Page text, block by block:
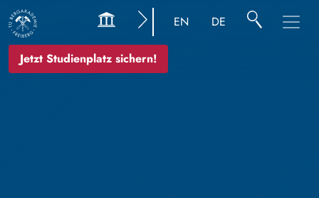
Jetzt Studienplatz sichern!
EN DE